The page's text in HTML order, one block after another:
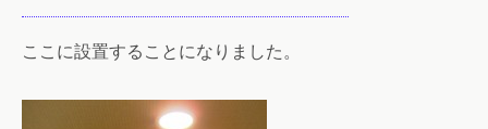
ここに設置することになりました。